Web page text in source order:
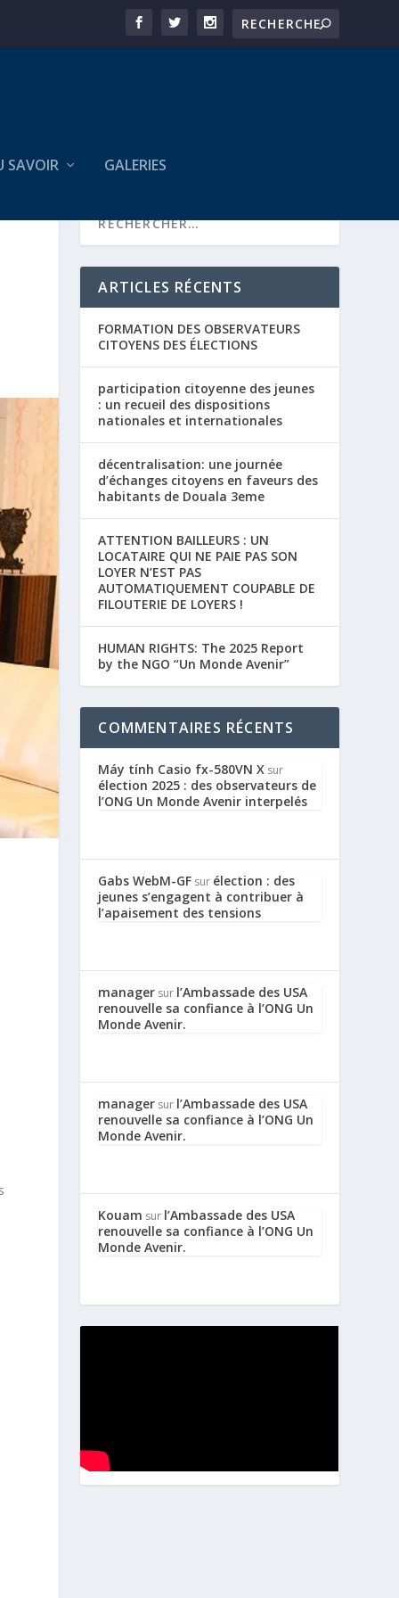
SAVOIR GALERIES
ARTICLES RÉCENTS
FORMATION DES OBSERVATEURS
CITOYENS DES ÉLECTIONS
participation citoyenne des jeunes
: un recueil des dispositions
nationales et internationales
décentralisation: une journée
d’échanges citoyens en faveurs des
habitants de Douala 3eme
ATTENTION BAILLEURS : UN
LOCATAIRE QUI NE PAIE PAS SON
LOYER N’EST PAS
AUTOMATIQUEMENT COUPABLE DE
FILOUTERIE DE LOYERS !
HUMAN RIGHTS: The 2025 Report
by the NGO “Un Monde Avenir”
COMMENTAIRES RÉCENTS
Máy tính Casio fx-580VN X sur
élection 2025 : des observateurs de
l’ONG Un Monde Avenir interpelés
Gabs WebM-GF sur élection : des
jeunes s’engagent à contribuer à
l’apaisement des tensions
manager sur l’Ambassade des USA
renouvelle sa confiance à l’ONG Un
Monde Avenir.
manager sur l’Ambassade des USA
renouvelle sa confiance à l’ONG Un
Monde Avenir.
Kouam sur l’Ambassade des USA
renouvelle sa confiance à l’ONG Un
Monde Avenir.